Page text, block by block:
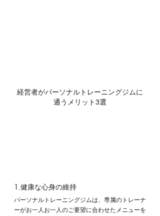
経営者がパーソナルトレーニングジムに
通うメリット3選
1.健康な心身の維持
パーソナルトレーニングジムは、専属のトレーナ
ーがお一人お一人のご要望に合わせたメニューを